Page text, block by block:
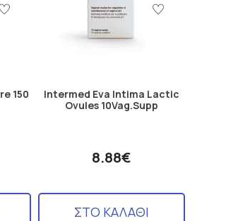
150
Intermed Eva Intima Lactic
Ovules 10Vag.Supp
8.88€
ΣΤΟ ΚΑΛΑΘΙ